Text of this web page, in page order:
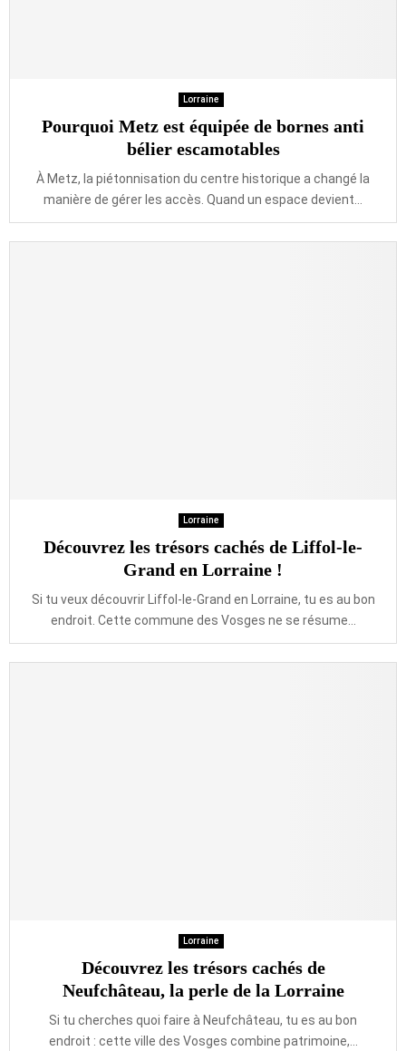
Lorraine
Pourquoi Metz est équipée de bornes anti
bélier escamotables
À Metz, la piétonnisation du centre historique a changé la
manière de gérer les accès. Quand un espace devient...
Lorraine
Découvrez les trésors cachés de Liffol-le-
Grand en Lorraine !
Si tu veux découvrir Liffol-le-Grand en Lorraine, tu es au bon
endroit. Cette commune des Vosges ne se résume...
Lorraine
Découvrez les trésors cachés de
Neufchâteau, la perle de la Lorraine
Si tu cherches quoi faire à Neufchâteau, tu es au bon
endroit : cette ville des Vosges combine patrimoine,...